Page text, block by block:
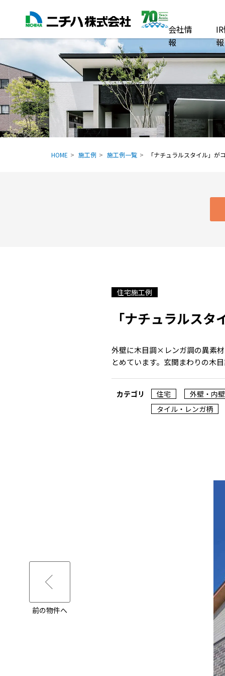
会社情
報
報
HOME 施工例 施工例一覧 「ナチュラルスタイル」が
住宅施工例
「ナチュラルス
外壁に木目調×レンガ調の異素
とめています。玄関まわりの木
カテゴリ 住宅
外壁・内壁
タイル・レンガ柄
前の物件へ